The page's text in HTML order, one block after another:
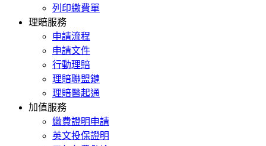
列印繳費單
理賠服務
申請流程
申請文件
行動理賠
理賠聯盟鏈
理賠醫起通
加值服務
繳費證明申請
英文投保證明